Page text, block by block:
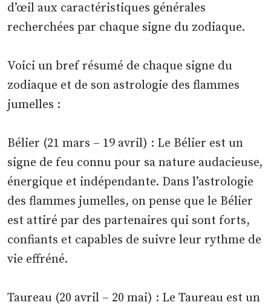
d’œil aux caractéristiques générales
recherchées par chaque signe du zodiaque.
Voici un bref résumé de chaque signe du
zodiaque et de son astrologie des flammes
jumelles :
Bélier (21 mars – 19 avril) : Le Bélier est un
signe de feu connu pour sa nature audacieuse,
énergique et indépendante. Dans l’astrologie
des flammes jumelles, on pense que le Bélier
est attiré par des partenaires qui sont forts,
confiants et capables de suivre leur rythme de
vie effréné.
Taureau (20 avril – 20 mai) : Le Taureau est un